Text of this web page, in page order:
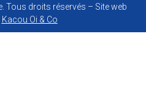
Tous droits réservés – Site web
Kacou Oi & Co